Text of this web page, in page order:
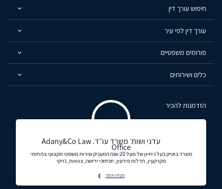
חיפוש עורך דין
עורך דין לפי עיר
פורומים משפטיים
כלים ושירותים
הזדמנות להכיר
עדני ושות׳ משרד עו״ד. Adany&Co Law
Office
משרד בוטיק בעל ניסיון של מעל 20 שנה המעניק שירות משפטי מקצועי בתחומי
מקרקעין, חדלות פירעון, סכסוכי ירושה, צוואות, נזיקי
תכירו יותר